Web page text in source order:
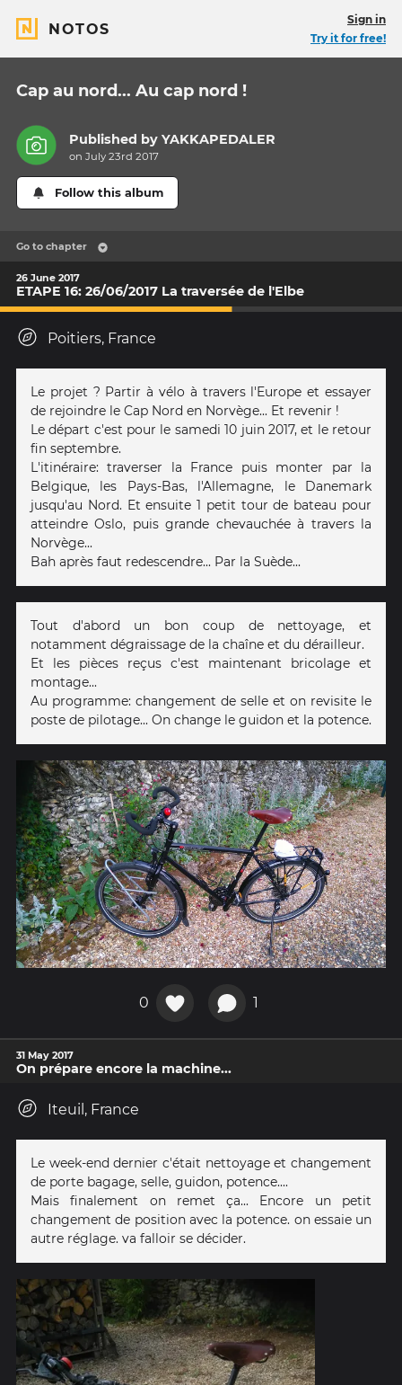
NOTOS
Sign in
Try it for free!
Cap au nord... Au cap nord !
Published byYAKKAPEDALER
on July 23rd 2017
Follow this album
Go to chapter
26 June 2017
ETAPE 16: 26/06/2017 La traversée de l'Elbe
Poitiers, France
Le projet ? Partir à vélo à travers l'Europe et essayer
de rejoindre le Cap Nord en Norvège... Et revenir !
Le départ c'est pour le samedi 10 juin 2017, et le retour
fin septembre.
L'itinéraire: traverser la France puis monter par la
Belgique, les Pays-Bas, l'Allemagne, le Danemark
jusqu'au Nord. Et ensuite 1 petit tour de bateau pour
atteindre Oslo, puis grande chevauchée à travers la
Norvège...
Bah après faut redescendre... Par la Suède...
Tout d'abord un bon coup de nettoyage, et
notamment dégraissage de la chaîne et du dérailleur.
Et les pièces reçus c'est maintenant bricolage et
montage...
Au programme: changement de selle et on revisite le
poste de pilotage... On change le guidon et la potence.
0 1
31 May 2017
On prépare encore la machine...
Iteuil, France
Le week-end dernier c'était nettoyage et changement
de porte bagage, selle, guidon, potence....
Mais finalement on remet ça... Encore un petit
changement de position avec la potence. on essaie un
autre réglage. va falloir se décider.